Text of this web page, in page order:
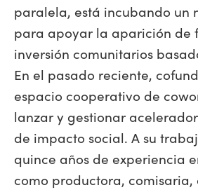
paralela, está incubando un
para apoyar la aparición de
inversión comunitarios
En el pasado reciente,
espacio cooperativo de
lanzar y gestionar
de impacto social. A su
quince años de experiencia
como productora,